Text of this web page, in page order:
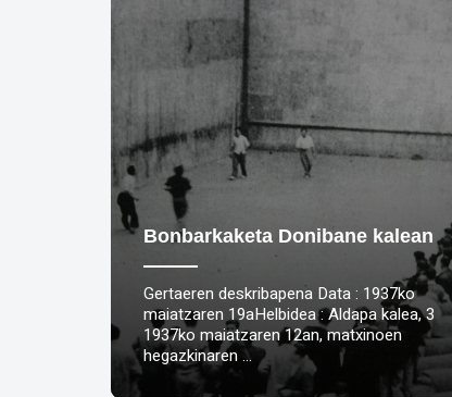
Bonbarkaketa Donibane kalean
Gertaeren deskribapena Data : 1937ko
maiatzaren 19aHelbidea : Aldapa kalea, 3
1937ko maiatzaren 12an, matxinoen
hegazkinaren …